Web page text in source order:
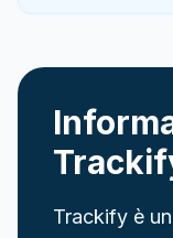
Trackify è